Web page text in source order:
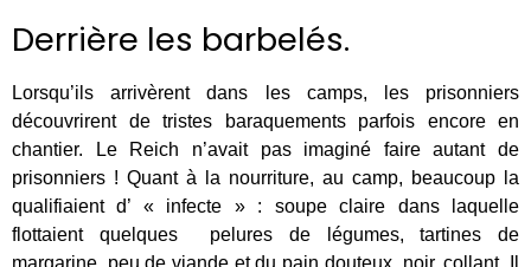
Derrière les barbelés.
Lorsqu’ils arrivèrent dans les camps, les prisonniers
découvrirent de tristes baraquements parfois encore en
chantier. Le Reich n’avait pas imaginé faire autant de
prisonniers ! Quant à la nourriture, au camp, beaucoup la
qualifiaient d’ « infecte » : soupe claire dans laquelle
flottaient quelques pelures de légumes, tartines de
margarine, peu de viande et du pain douteux, noir, collant. Il